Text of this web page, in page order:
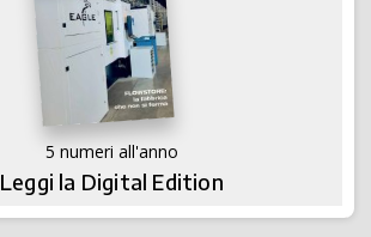
5 numeri all'anno
Leggi la Digital Edition